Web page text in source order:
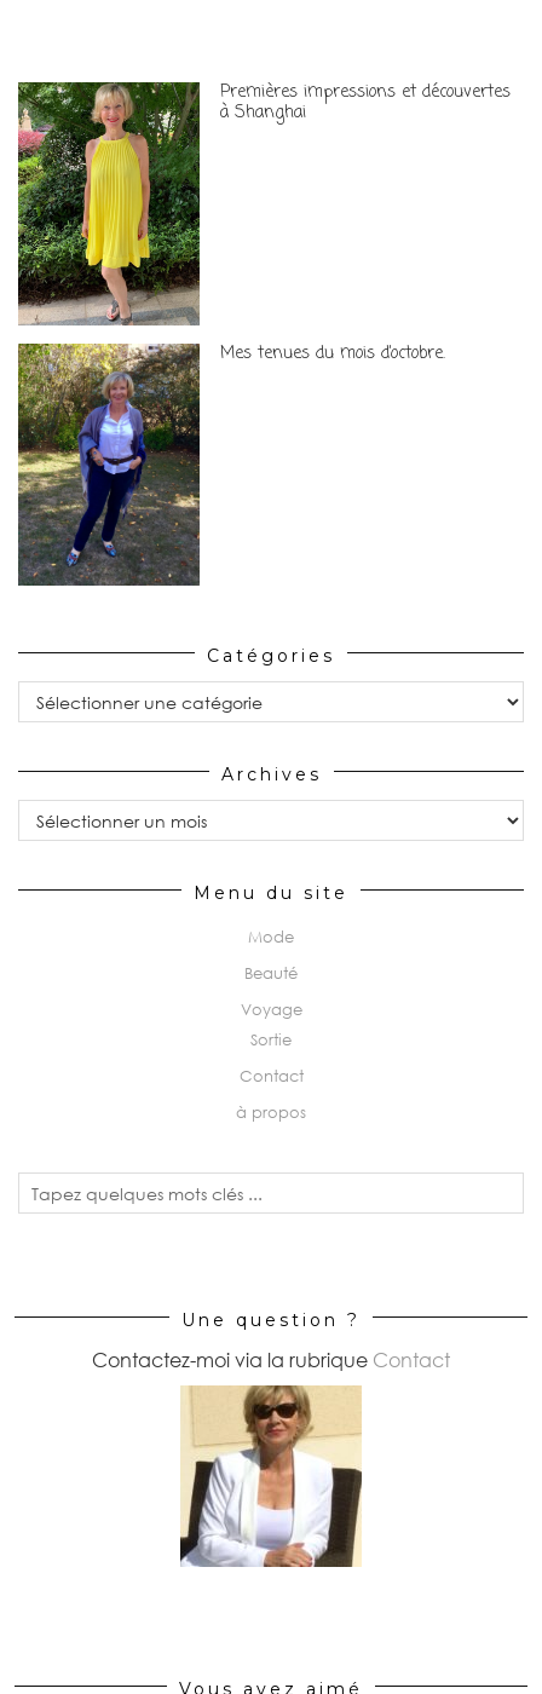
Premières impressions et découvertes
à Shanghai
Mes tenues du mois d’octobre.
Catégories
Catégories
Archives
Archives
Menu du site
Mode
Beauté
Voyage
Sortie
Contact
à propos
Une question ?
Contactez-moi via la rubrique Contact
Vous avez aimé